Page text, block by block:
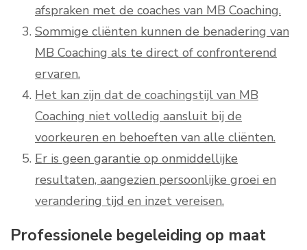
afspraken met de coaches van MB Coaching.
Sommige cliënten kunnen de benadering van
MB Coaching als te direct of confronterend
ervaren.
Het kan zijn dat de coachingstijl van MB
Coaching niet volledig aansluit bij de
voorkeuren en behoeften van alle cliënten.
Er is geen garantie op onmiddellijke
resultaten, aangezien persoonlijke groei en
verandering tijd en inzet vereisen.
Professionele begeleiding op maat